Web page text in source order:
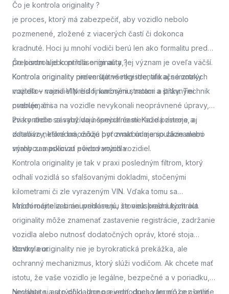
Čo je kontrola originality ?
je proces, ktorý má zabezpečiť, aby vozidlo nebolo
pozmenené, zložené z viacerých častí či dokonca
kradnuté. Hoci ju mnohí vodiči berú len ako formalitu pred
prepisom alebo prihlásením auta, jej význam je oveľa väčší.
Kontrola originality nielen štátne registre, ale aj samotných
majiteľov vozidiel pred finančnými stratami a právnymi
problémami.
Čo kontroluje kontrola originality ?
Kontrola originality preveruje všetky identifikačné znaky
vozidla – najmä VIN číslo, karosériu, motor a štítky. Technik
overuje, či sa na vozidle nevykonali neoprávnené úpravy,
zvary alebo zásahy do nosných častí. Každá zmena, aj
zdanlivo neškodná, môže byť znakom manipulácie alebo
snahy zamaskovať pôvod vozidla.
Pri kontrole sa využívajú špeciálne meracie prístroje a
databázy, ktoré umožňujú porovnať údaje so záznamami
výrobcu a políciou evidovaných vozidiel.
Kontrola originality je tak v praxi posledným filtrom, ktorý
odhalí vozidlá so sfalšovanými dokladmi, stočenými
kilometrami či zle vyrazeným VIN. Vďaka tomu sa
každoročne zabráni prihláseniu stoviek kradnutých áut.
Mnohí majitelia si neuvedomujú, že neúspešná kontrola
originality môže znamenať zastavenie registrácie, zadržanie
vozidla alebo nutnosť dodatočných opráv, ktoré stoja
stovky eur.
Kontrola originality nie je byrokratická prekážka, ale
ochranný mechanizmus, ktorý slúži vodičom. Ak chcete mať
istotu, že vaše vozidlo je legálne, bezpečné a v poriadku,
nechajte si auto dôkladne preveriť.dnes vám môže ušetriť
Neváhajte asi rýchlo, lacno a jednoducho termín cez online